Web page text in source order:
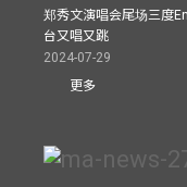
郑秀文演唱会尾场三度
台又唱又跳
2024-07-29
更多